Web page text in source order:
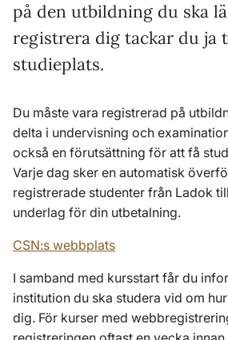
på den utbildning du ska
registrera dig tackar du ja
studieplats.
Du måste vara registrerad på
delta i undervisning och
också en förutsättning för att få
Varje dag sker en automatisk
registrerade studenter från Ladok
underlag för din utbetalning.
CSN:s webbplats
I samband med kursstart får du
institution du ska studera vid om
dig. För kurser med